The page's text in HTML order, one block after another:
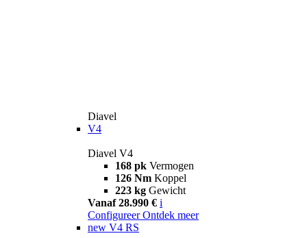
Diavel
V4
Diavel V4
168 pk Vermogen
126 Nm Koppel
223 kg Gewicht
Vanaf 28.990 € i
Configureer Ontdek meer
new V4 RS